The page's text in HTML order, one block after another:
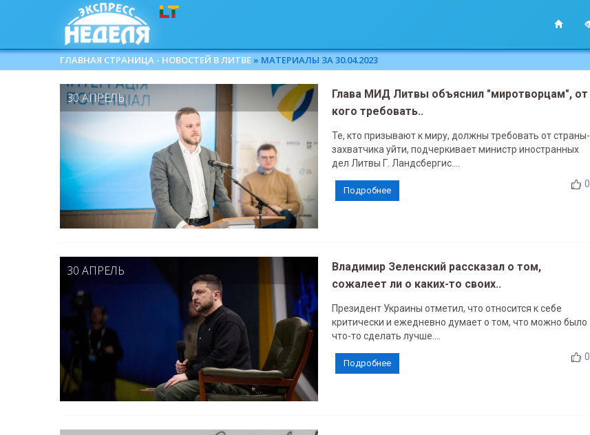
ГЛАВНАЯ СТРАНИЦА - НОВОСТЕЙ В ЛИТВЕ » МАТЕРИАЛЫ ЗА 30.04.2023
30 АПРЕЛЬ
Глава МИД Литвы объяснил "миротворцам", от
кого требовать..
Те, кто призывают к миру, должны требовать от страны-
захватчика уйти, подчеркивает министр иностранных
дел Литвы Г. Ландсбергис....
0
Подробнее
30 АПРЕЛЬ
Владимир Зеленский рассказал о том,
сожалеет ли о каких-то своих..
Президент Украины отметил, что относится к себе
критически и ежедневно думает о том, что можно было
что-то сделать лучше....
0
Подробнее